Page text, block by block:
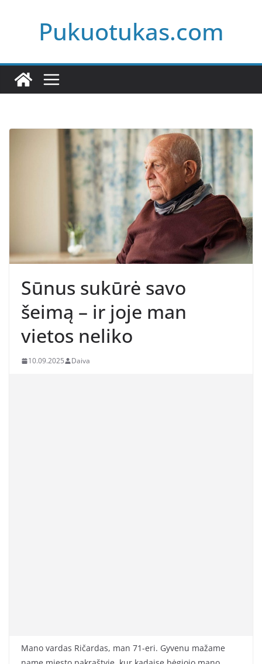
Pukuotukas.com
Sūnus sukūrė savo
šeimą – ir joje man
vietos neliko
10.09.2025 Daiva
Mano vardas Ričardas, man 71-eri. Gyvenu mažame